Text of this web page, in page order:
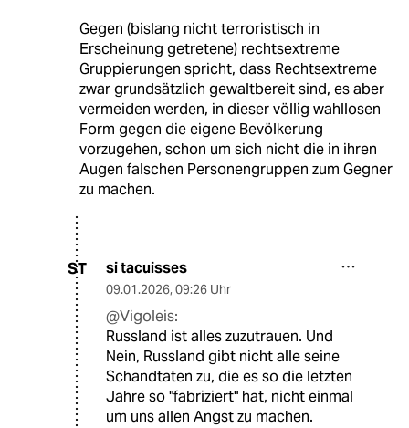
Gegen (bislang nicht terroristisch in
Erscheinung getretene) rechtsextreme
Gruppierungen spricht, dass Rechtsextreme
zwar grundsätzlich gewaltbereit sind, es aber
vermeiden werden, in dieser völlig wahllosen
Form gegen die eigene Bevölkerung
vorzugehen, schon um sich nicht die in ihren
Augen falschen Personengruppen zum Gegner
zu machen.
ST si tacuisses
09.01.2026, 09:26 Uhr
@Vigoleis:
Russland ist alles zuzutrauen. Und
Nein, Russland gibt nicht alle seine
Schandtaten zu, die es so die letzten
Jahre so "fabriziert" hat, nicht einmal
um uns allen Angst zu machen.